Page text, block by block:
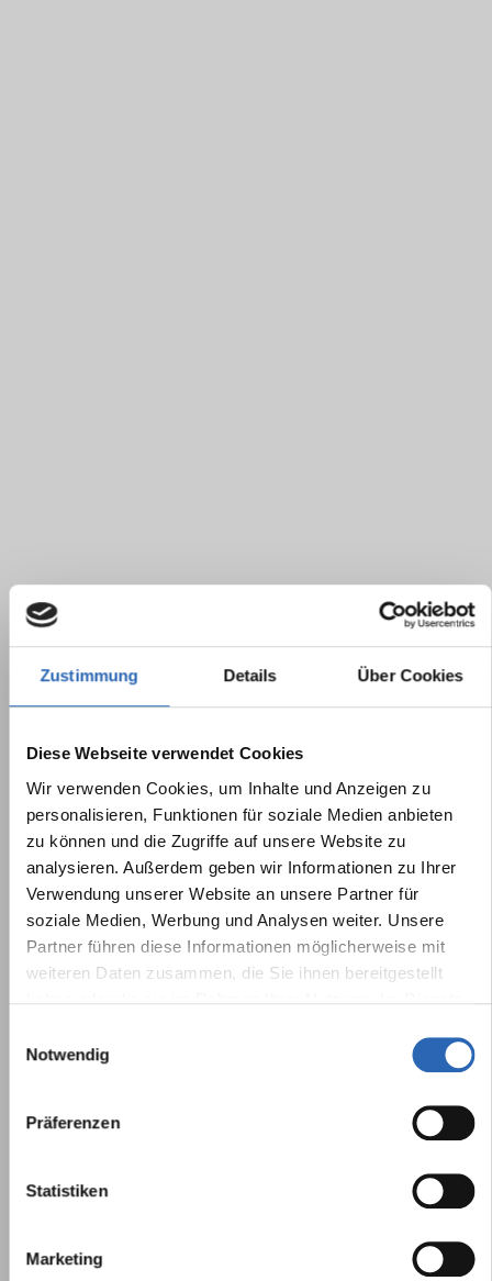
Zustimmung Details Über Cookies
Diese Webseite verwendet Cookies
Wir verwenden Cookies, um Inhalte und Anzeigen zu
personalisieren, Funktionen für soziale Medien anbieten
zu können und die Zugriffe auf unsere Website zu
analysieren. Außerdem geben wir Informationen zu Ihrer
Verwendung unserer Website an unsere Partner für
soziale Medien, Werbung und Analysen weiter. Unsere
Partner führen diese Informationen möglicherweise mit
weiteren Daten zusammen, die Sie ihnen bereitgestellt
Notwendig
Präferenzen
Statistiken
Marketing